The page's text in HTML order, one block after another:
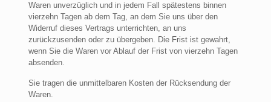
Waren unverzüglich und in jedem Fall spätestens binnen
vierzehn Tagen ab dem Tag, an dem Sie uns über den
Widerruf dieses Vertrags unterrichten, an uns
zurückzusenden oder zu übergeben. Die Frist ist gewahrt,
wenn Sie die Waren vor Ablauf der Frist von vierzehn Tagen
absenden.
Sie tragen die unmittelbaren Kosten der Rücksendung der
Waren.